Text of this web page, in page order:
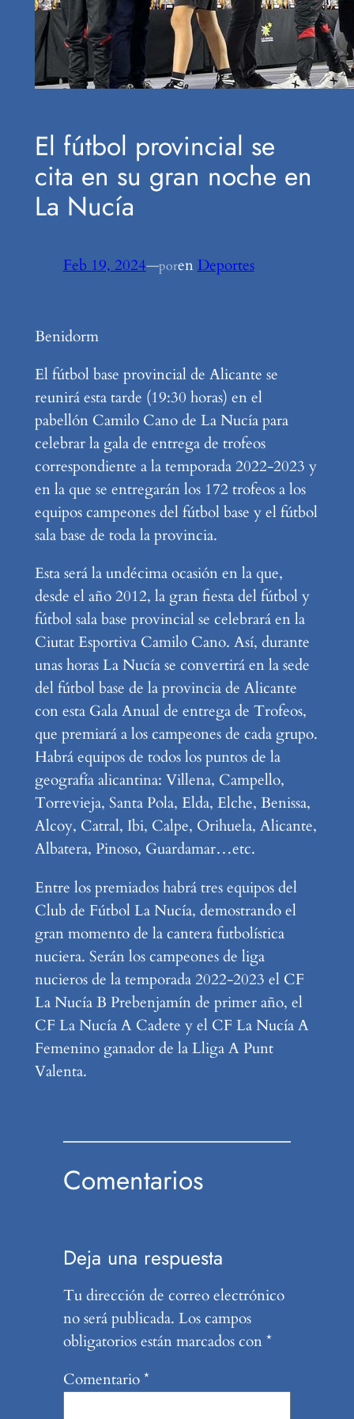
El fútbol provincial se
cita en su gran noche en
La Nucía
Feb 19, 2024—porenDeportes
Benidorm
El fútbol base provincial de Alicante se
reunirá esta tarde (19:30 horas) en el
pabellón Camilo Cano de La Nucía para
celebrar la gala de entrega de trofeos
correspondiente a la temporada 2022-2023 y
en la que se entregarán los 172 trofeos a los
equipos campeones del fútbol base y el fútbol
sala base de toda la provincia.
Esta será la undécima ocasión en la que,
desde el año 2012, la gran fiesta del fútbol y
fútbol sala base provincial se celebrará en la
Ciutat Esportiva Camilo Cano. Así, durante
unas horas La Nucía se convertirá en la sede
del fútbol base de la provincia de Alicante
con esta Gala Anual de entrega de Trofeos,
que premiará a los campeones de cada grupo.
Habrá equipos de todos los puntos de la
geografía alicantina: Villena, Campello,
Torrevieja, Santa Pola, Elda, Elche, Benissa,
Alcoy, Catral, Ibi, Calpe, Orihuela, Alicante,
Albatera, Pinoso, Guardamar…etc.
Entre los premiados habrá tres equipos del
Club de Fútbol La Nucía, demostrando el
gran momento de la cantera futbolística
nuciera. Serán los campeones de liga
nucieros de la temporada 2022-2023 el CF
La Nucía B Prebenjamín de primer año, el
CF La Nucía A Cadete y el CF La Nucía A
Femenino ganador de la Lliga A Punt
Valenta.
Comentarios
Deja una respuesta
Tu dirección de correo electrónico
no será publicada. Los campos
obligatorios están marcados con*
Comentario*